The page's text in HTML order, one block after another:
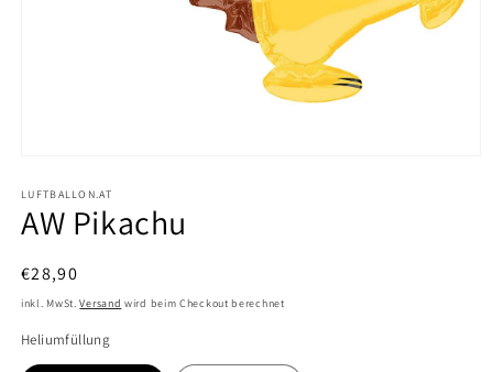
in
Modal
öffnen
LUFTBALLON.AT
AW Pikachu
Normaler
Preis
€28,90
inkl. MwSt.Versand wird beim Checkout berechnet
Heliumfüllung